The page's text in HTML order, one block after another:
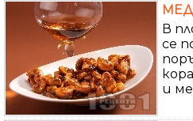
В
се
и